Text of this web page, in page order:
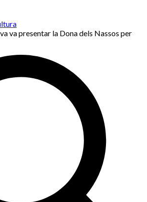
va presentar la Dona dels Nassos per